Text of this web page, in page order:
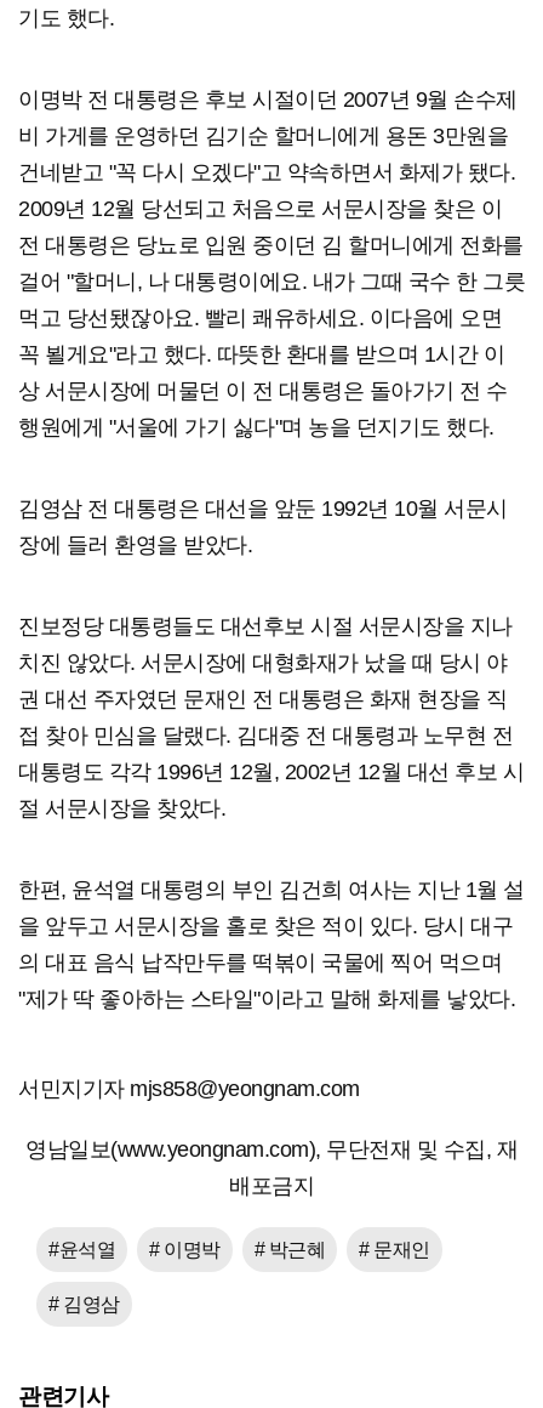
기도 했다.
이명박 전 대통령은 후보 시절이던 2007년 9월 손수제
비 가게를 운영하던 김기순 할머니에게 용돈 3만원을
건네받고 "꼭 다시 오겠다"고 약속하면서 화제가 됐다.
2009년 12월 당선되고 처음으로 서문시장을 찾은 이
전 대통령은 당뇨로 입원 중이던 김 할머니에게 전화를
걸어 "할머니, 나 대통령이에요. 내가 그때 국수 한 그릇
먹고 당선됐잖아요. 빨리 쾌유하세요. 이다음에 오면
꼭 뵐게요"라고 했다. 따뜻한 환대를 받으며 1시간 이
상 서문시장에 머물던 이 전 대통령은 돌아가기 전 수
행원에게 "서울에 가기 싫다"며 농을 던지기도 했다.
김영삼 전 대통령은 대선을 앞둔 1992년 10월 서문시
장에 들러 환영을 받았다.
진보정당 대통령들도 대선후보 시절 서문시장을 지나
치진 않았다. 서문시장에 대형화재가 났을 때 당시 야
권 대선 주자였던 문재인 전 대통령은 화재 현장을 직
접 찾아 민심을 달랬다. 김대중 전 대통령과 노무현 전
대통령도 각각 1996년 12월, 2002년 12월 대선 후보 시
절 서문시장을 찾았다.
한편, 윤석열 대통령의 부인 김건희 여사는 지난 1월 설
을 앞두고 서문시장을 홀로 찾은 적이 있다. 당시 대구
의 대표 음식 납작만두를 떡볶이 국물에 찍어 먹으며
"제가 딱 좋아하는 스타일"이라고 말해 화제를 낳았다.
서민지기자 mjs858@yeongnam.com
영남일보(www.yeongnam.com), 무단전재 및 수집, 재
배포금지
#윤석열 # 이명박 # 박근혜 # 문재인
# 김영삼
관련기사